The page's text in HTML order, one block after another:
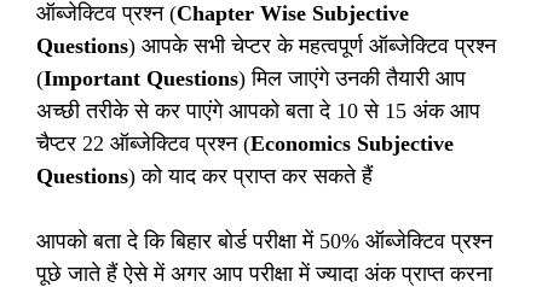
ऑब्जेक्टिव प्रश्न (Chapter Wise Subjective
Questions) आपके सभी चेप्टर के महत्वपूर्ण ऑब्जेक्टिव प्रश्न
(Important Questions) मिल जाएंगे उनकी तैयारी आप
अच्छी तरीके से कर पाएंगे आपको बता दे 10 से 15 अंक आप
चैप्टर 22 ऑब्जेक्टिव प्रश्न (Economics Subjective
Questions) को याद कर प्राप्त कर सकते हैं
आपको बता दे कि बिहार बोर्ड परीक्षा में 50% ऑब्जेक्टिव प्रश्न
पूछे जाते हैं ऐसे में अगर आप परीक्षा में ज्यादा अंक प्राप्त करना